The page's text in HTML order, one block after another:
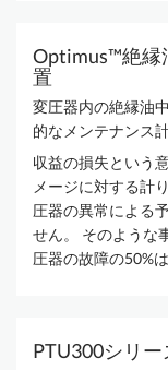
Optimus™絶縁
置
変圧器内の絶縁油
的なメンテナンス
収益の損失という
メージに対する計
圧器の異常による
せん。 そのような
圧器の故障の50%
PTU300シリ